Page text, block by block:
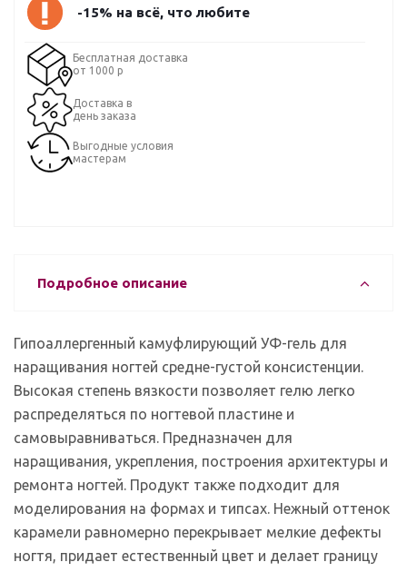
-15% на всё, что любите
Бесплатная доставка
от 1000 р
Доставка в
день заказа
Выгодные условия
мастерам
Подробное описание
Гипоаллергенный камуфлирующий УФ-гель для
наращивания ногтей средне-густой консистенции.
Высокая степень вязкости позволяет гелю легко
распределяться по ногтевой пластине и
самовыравниваться. Предназначен для
наращивания, укрепления, построения архитектуры и
ремонта ногтей. Продукт также подходит для
моделирования на формах и типсах. Нежный оттенок
карамели равномерно перекрывает мелкие дефекты
ногтя, придает естественный цвет и делает границу